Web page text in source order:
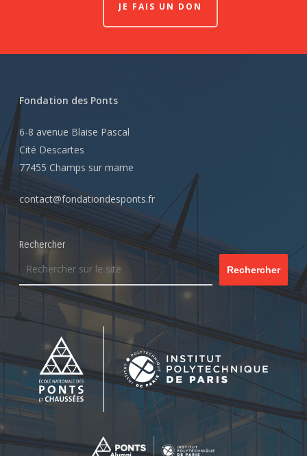
JE FAIS UN DON
Fondation des Ponts
6-8 avenue Blaise Pascal
Cité Descartes
77455 Champs sur marne
contact@fondationdesponts.fr
Rechercher
Rechercher